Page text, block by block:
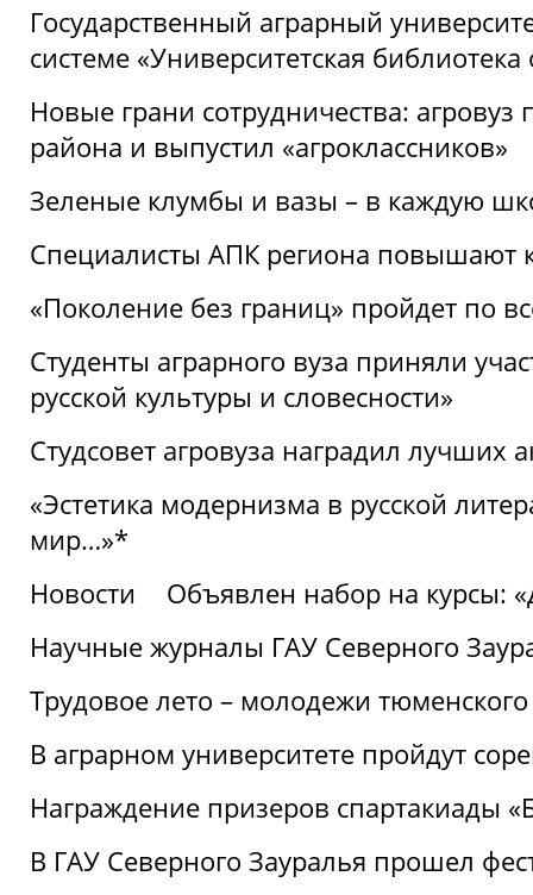
Государственный аграрный
системе «Университетская
Новые грани сотрудничества:
района и выпустил «агроклассников»
Зеленые клумбы и вазы – в каждую
Специалисты АПК региона повышают
«Поколение без границ» пройдет по
Студенты аграрного вуза приняли
русской культуры и словесности»
Студсовет агровуза наградил лучших
«Эстетика модернизма в русской
мир…»*
Новости
Объявлен набор на курсы:
Научные журналы ГАУ Северного
Трудовое лето – молодежи
В аграрном университете пройдут
Награждение призеров спартакиады
В ГАУ Северного Зауралья прошел